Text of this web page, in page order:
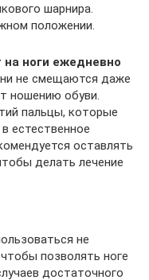
шарнира.
положении.
ноги ежедневно
не смещаются даже
ношению обуви.
пальцы, которые
естественное
оставлять
делать лечение
не
позволять ноге
достаточного